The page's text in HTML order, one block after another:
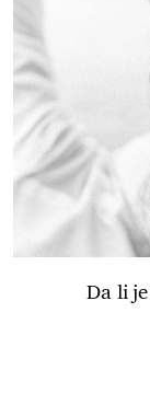
Da li